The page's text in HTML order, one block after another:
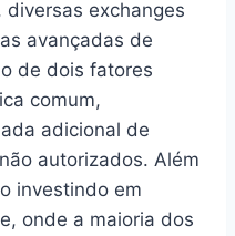
diversas exchanges
avançadas de
de dois fatores
comum,
adicional de
autorizados. Além
investindo em
onde a maioria dos